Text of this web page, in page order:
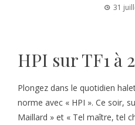
31
HPI sur TF1 à
Plongez dans le quotidien
norme avec « HPI ». Ce soir,
Maillard » et « Tel maître, tel